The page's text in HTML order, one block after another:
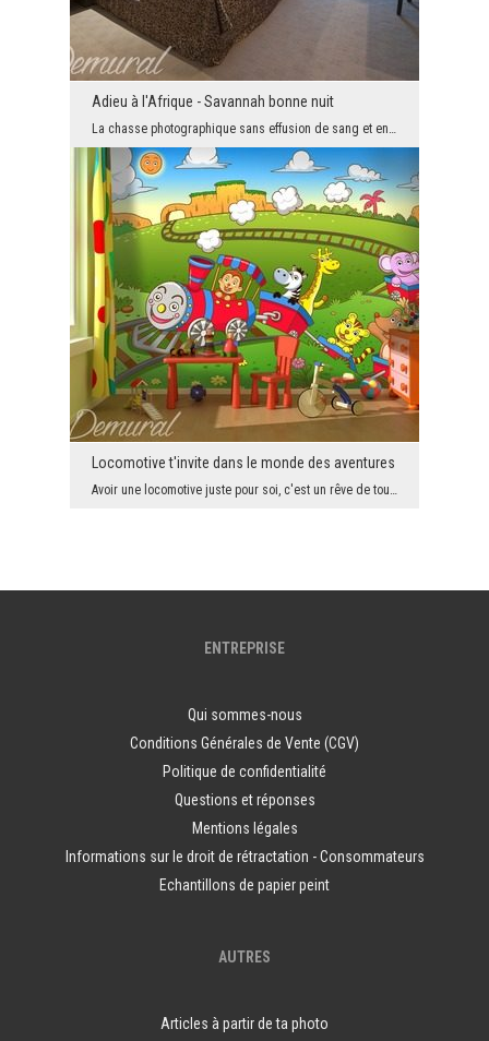
Adieu à l'Afrique - Savannah bonne nuit
Locomotive t'invite dans le monde des aventures
ENTREPRISE
Qui sommes-nous
Conditions Générales de Vente (CGV)
Politique de confidentialité
Questions et réponses
Mentions légales
Informations sur le droit de rétractation - Consommateurs
Echantillons de papier peint
AUTRES
Articles à partir de ta photo